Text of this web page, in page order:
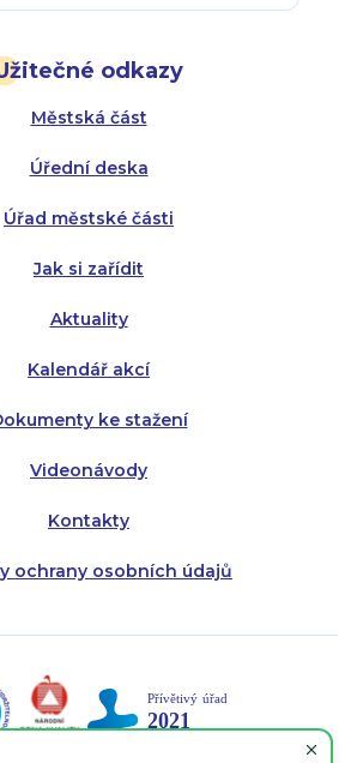
odkazy
Městská část
Úřední deska
Úřad městské části
Jak si zařídit
Aktuality
Kalendář akcí
ke stažení
Videonávody
Kontakty
ochrany osobních údajů